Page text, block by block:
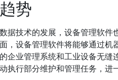
势
据技术的发展，设备管理软件
，设备管理软件将能够通过机
企业管理系统和工业设备无缝
执行部分维护和管理任务，进